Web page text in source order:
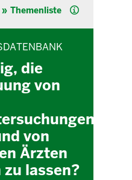
Themenliste Hilfe
die
von
von
Ärzten
lassen?